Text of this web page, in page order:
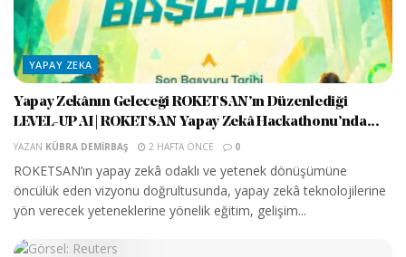
YAPAY ZEKA
Yapay Zekânın Geleceği ROKETSAN’ın Düzenlediği
LEVEL-UP AI | ROKETSAN Yapay Zekâ Hackathonu’nda...
YAZAN KÜBRA DEMIRBAŞ 2 HAFTA ÖNCE 0
ROKETSAN’ın yapay zekâ odaklı ve yetenek dönüşümüne
öncülük eden vizyonu doğrultusunda, yapay zekâ teknolojilerine
yön verecek yeteneklerine yönelik eğitim, gelişim...